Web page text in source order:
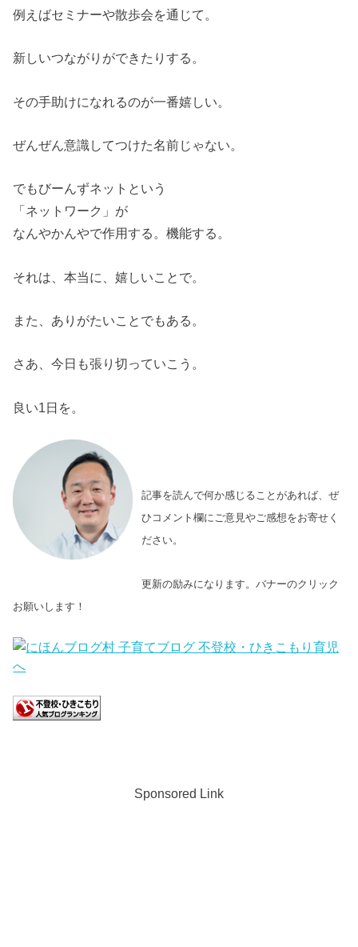
例えばセミナーや散歩会を通じて。
新しいつながりができたりする。
その手助けになれるのが一番嬉しい。
ぜんぜん意識してつけた名前じゃない。
でもびーんずネットという
「ネットワーク」が
なんやかんやで作用する。機能する。
それは、本当に、嬉しいことで。
また、ありがたいことでもある。
さあ、今日も張り切っていこう。
良い1日を。
記事を読んで何か感じることがあれば、ぜ
ひコメント欄にご意見やご感想をお寄せく
ださい。
更新の励みになります。バナーのクリック
お願いします！
Sponsored Link